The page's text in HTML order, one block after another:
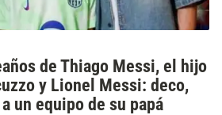
de Thiago Messi, el hijo
y Lionel Messi: deco,
un equipo de su papá